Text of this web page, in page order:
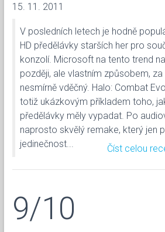
15. 11. 2011
V posledních letech je hodně
HD předělávky starších her pro
konzolí. Microsoft na tento trend
později, ale vlastním způsobem,
nesmírně vděčný. Halo: Combat
totiž ukázkovým příkladem toho,
předělávky měly vypadat. Po
naprosto skvělý remake, který jen
jedinečnost...
Číst celou
9/10